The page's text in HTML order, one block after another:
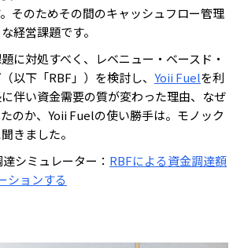
そのためその間のキャッシュフロー管理
経営課題です。
に対処すべく、レベニュー・ベースド・
以下「RBF」）を検討し、 Yoii Fuelを利
伴い資金需要の質が変わった理由、なぜ
のか、Yoii Fuelの使い勝手は。モノック
きました。
シミュレーター： RBFによる資金調達額
ションする